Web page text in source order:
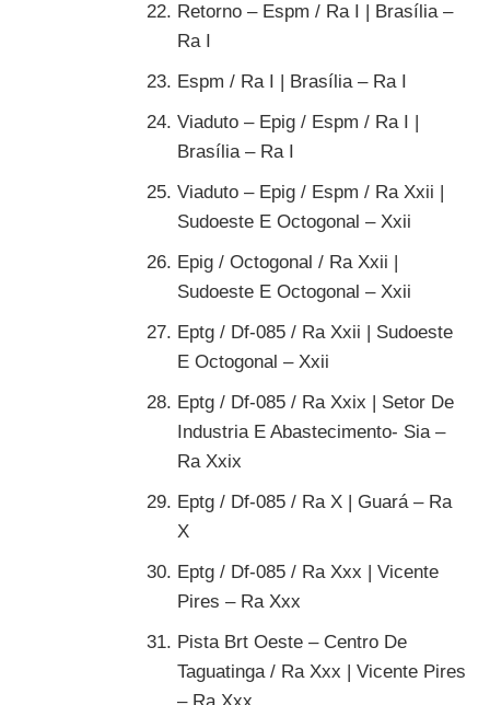
Retorno – Espm / Ra I | Brasília –
Ra I
Espm / Ra I | Brasília – Ra I
Viaduto – Epig / Espm / Ra I |
Brasília – Ra I
Viaduto – Epig / Espm / Ra Xxii |
Sudoeste E Octogonal – Xxii
Epig / Octogonal / Ra Xxii |
Sudoeste E Octogonal – Xxii
Eptg / Df-085 / Ra Xxii | Sudoeste
E Octogonal – Xxii
Eptg / Df-085 / Ra Xxix | Setor De
Industria E Abastecimento- Sia –
Ra Xxix
Eptg / Df-085 / Ra X | Guará – Ra
X
Eptg / Df-085 / Ra Xxx | Vicente
Pires – Ra Xxx
Pista Brt Oeste – Centro De
Taguatinga / Ra Xxx | Vicente Pires